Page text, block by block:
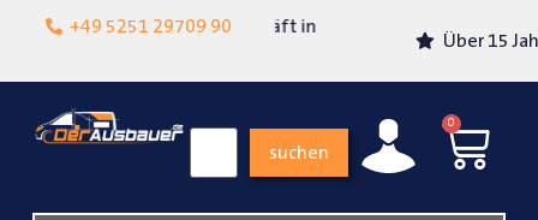
+49 5251 29709 90
Lokalgeschäft in
Über 15 Jahre Erfahrung
suchen
0